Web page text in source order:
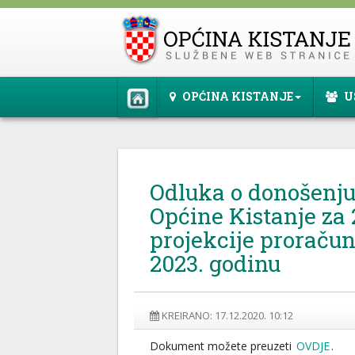
OPĆINA KISTANJE
Odluka o
Općine Kistanje za
projekcije
2023. godinu
KREIRANO: 17.12.2020. 10:12
Dokument možete preuzeti OVDJE.